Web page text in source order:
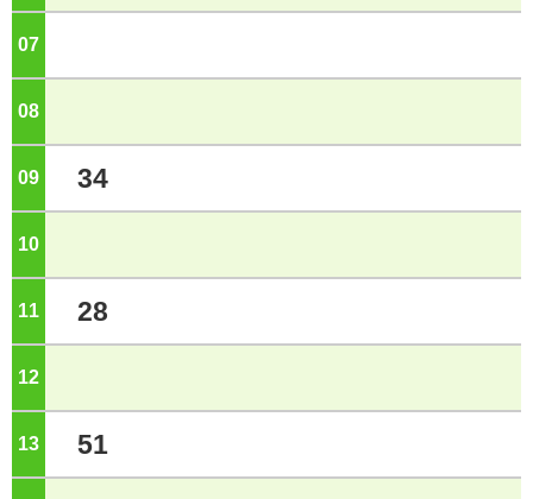
07
08
09 34
10
11 28
12
13 51